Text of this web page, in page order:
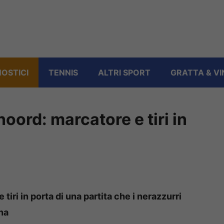
TENNIS ALTRI SPORT GRATTA &
marcatore e tiri in
in porta di una partita che i nerazzurri